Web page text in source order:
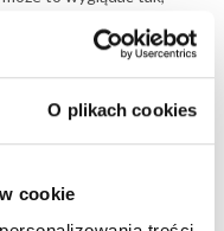
O plikach cookies
cookie
To zatem
na swoje otoczenie
Rodzic, dźwigający
przetrwała